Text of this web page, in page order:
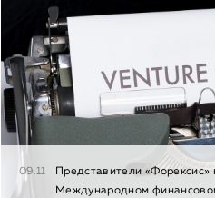
09.11
Представители «Форексис»
Международном